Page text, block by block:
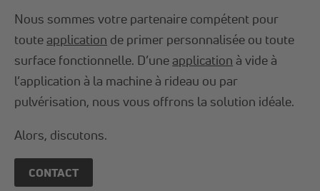
Nous sommes votre partenaire compétent pour
touteapplication de primer personnalisée ou toute
surface fonctionnelle. D’uneapplication à vide à
l’application à la machine à rideau ou par
pulvérisation, nous vous offrons la solution idéale.
Alors, discutons.
CONTACT